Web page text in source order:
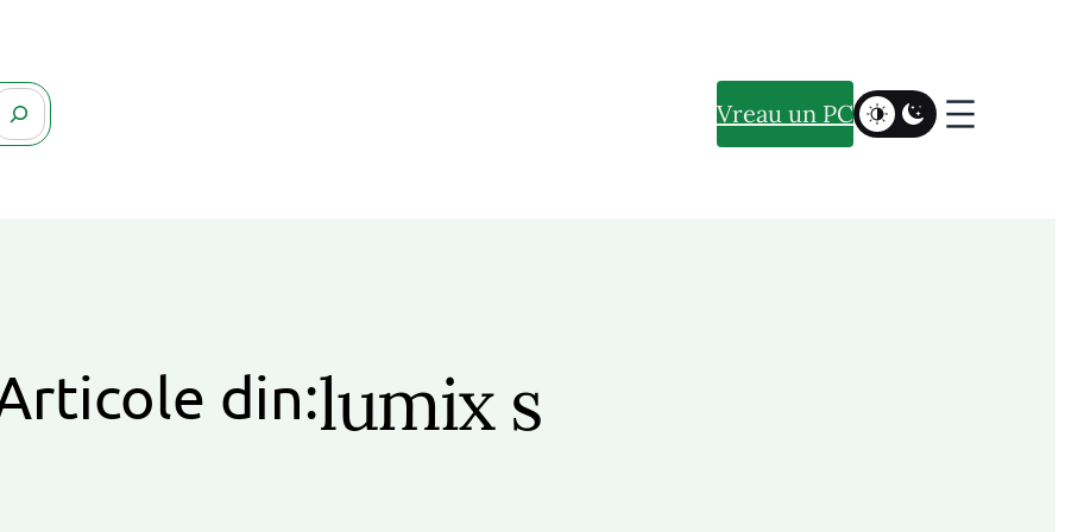
Vreau un PC
din:lumix s